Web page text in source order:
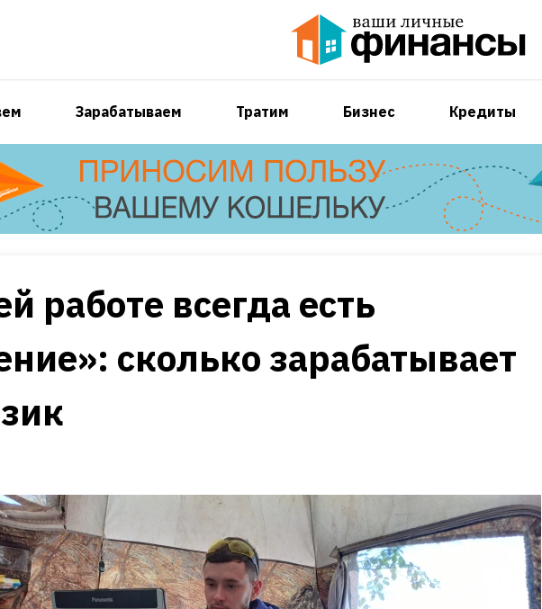
Зарабатываем Тратим Бизнес Кредиты
работе всегда есть
сколько зарабатывает